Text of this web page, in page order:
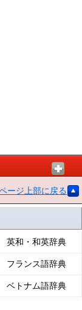
ージ上部に戻る
英和・和英辞典
フランス語辞典
ベトナム語辞典